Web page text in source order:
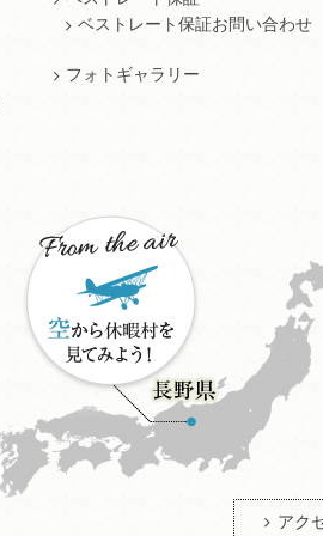
ベストレート保証お問い合わせ
フォトギャラリー
アク